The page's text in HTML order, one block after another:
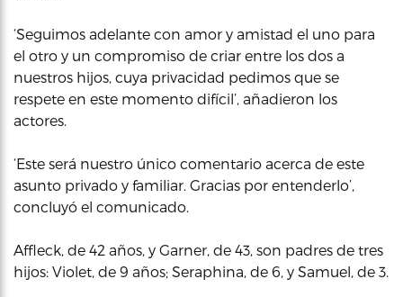
‘Seguimos adelante con amor y amistad el uno para
el otro y un compromiso de criar entre los dos a
nuestros hijos, cuya privacidad pedimos que se
respete en este momento difícil’, añadieron los
actores.
‘Este será nuestro único comentario acerca de este
asunto privado y familiar. Gracias por entenderlo’,
concluyó el comunicado.
Affleck, de 42 años, y Garner, de 43, son padres de tres
hijos: Violet, de 9 años; Seraphina, de 6, y Samuel, de 3.